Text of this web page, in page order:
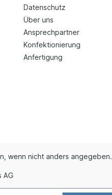
Datenschutz
Über uns
Ansprechpartner
Konfektionierung
Anfertigung
wenn nicht anders angegeben.
AG